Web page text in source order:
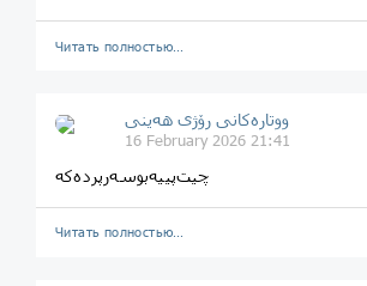
Читать полностью…
ووتارەکانی رۆژی ھەینی
16 February 2026 21:41
چیت‌پییه‌بو‌سه‌رپرده‌که
Читать полностью…